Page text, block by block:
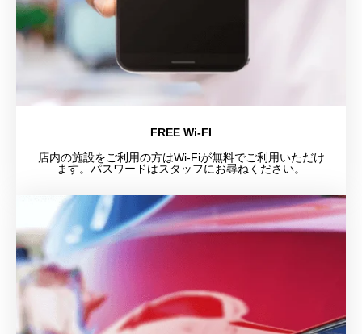
FREE Wi-FI
店内の施設をご利用の方はWi-Fiが無料でご利用いただけ
ます。パスワードはスタッフにお尋ねください。